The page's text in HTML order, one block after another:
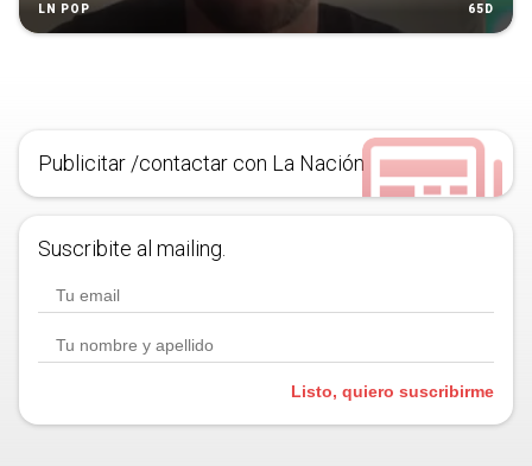
LN POP 65D
Publicitar /contactar con La Nación
Suscribite al mailing.
Listo, quiero suscribirme